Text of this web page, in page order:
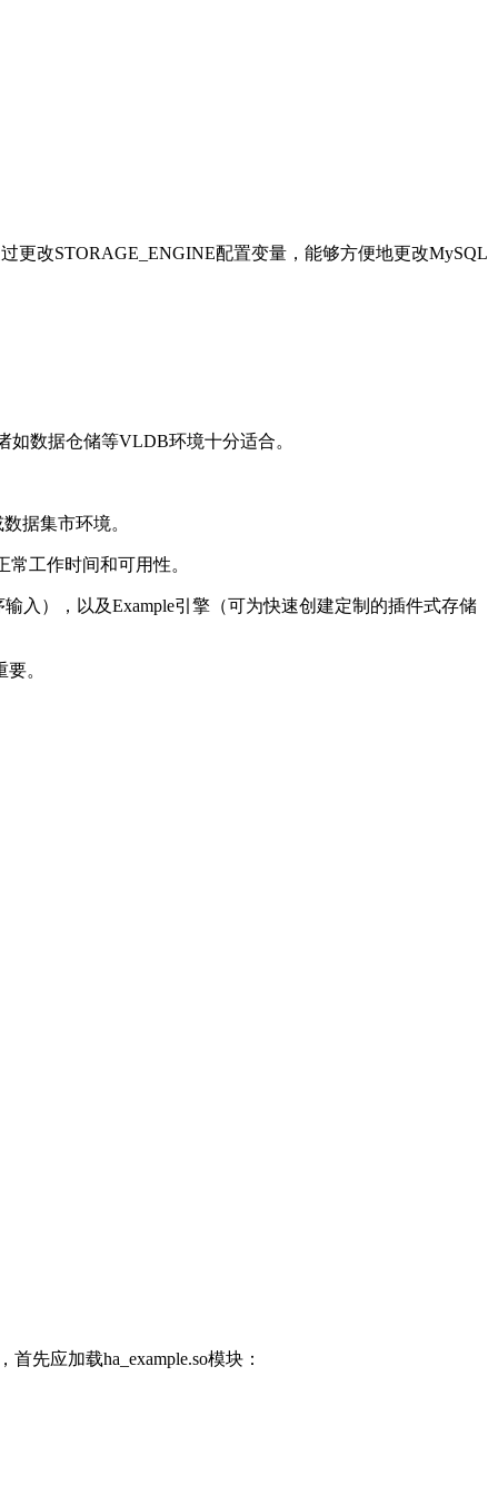
更改STORAGE_ENGINE配置变量，能够方便地更改MySQL
如数据仓储等VLDB环境十分适合。
据集市环境。
工作时间和可用性。
输入），以及Example引擎（可为快速创建定制的插件式存储
。
首先应加载ha_example.so模块：